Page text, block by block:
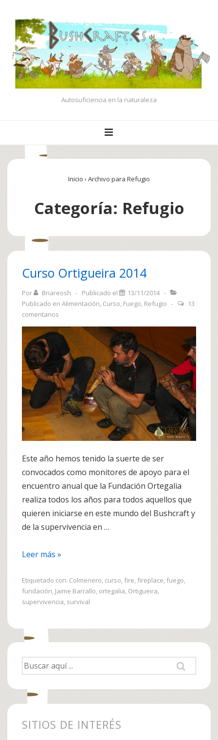
Saltar
contenido
principal
Autosuficiencia en la naturaleza
principal
Inicio › Archivo para Refugio
Categoría: Refugio
Curso Ortigueira 2014
Por Briareosh Publicado el
13/11/2014
Publicado en Alimentación, Curso, Fuego, Refugio
13
comentarios
Este año hemos tenido la suerte de ser
convocados como monitores de apoyo para el
encuentro anual que la Fundación Ortegalia
realiza todos los años para todos aquellos que
quieren iniciarse en este mundo del Bushcraft y
de la supervivencia en …
Curso
2014
Leer más »
Etiquetado con: Colmenero, curso, fire, fireplace, fuego,
fundación, Jaime Barrallo, ortegalia, Ortigueira,
supervivencia, survival
Buscar
por:
SITIOS DE INTERÉS